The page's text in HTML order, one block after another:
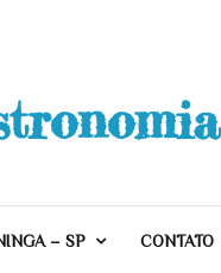
– SP CONTATO